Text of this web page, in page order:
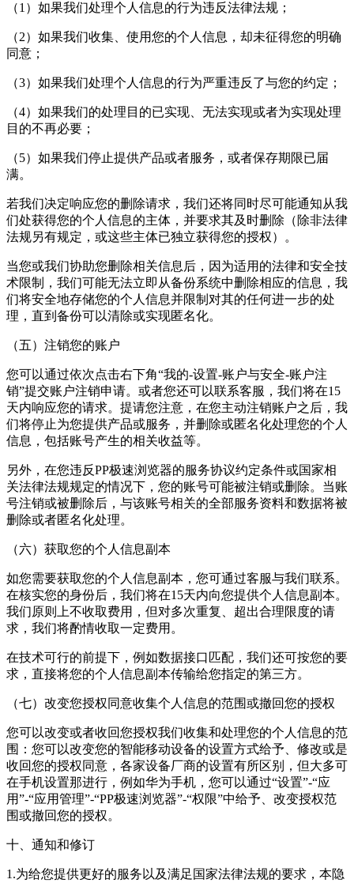
（1）如果我们处理个人信息的行为违反法律法规；
（2）如果我们收集、使用您的个人信息，却未征得您的明确
同意；
（3）如果我们处理个人信息的行为严重违反了与您的约定；
（4）如果我们的处理目的已实现、无法实现或者为实现处理
目的不再必要；
（5）如果我们停止提供产品或者服务，或者保存期限已届
满。
若我们决定响应您的删除请求，我们还将同时尽可能通知从我
们处获得您的个人信息的主体，并要求其及时删除（除非法律
法规另有规定，或这些主体已独立获得您的授权）。
当您或我们协助您删除相关信息后，因为适用的法律和安全技
术限制，我们可能无法立即从备份系统中删除相应的信息，我
们将安全地存储您的个人信息并限制对其的任何进一步的处
理，直到备份可以清除或实现匿名化。
（五）注销您的账户
您可以通过依次点击右下角“我的-设置-账户与安全-账户注
销”提交账户注销申请。或者您还可以联系客服，我们将在15
天内响应您的请求。提请您注意，在您主动注销账户之后，我
们将停止为您提供产品或服务，并删除或匿名化处理您的个人
信息，包括账号产生的相关收益等。
另外，在您违反PP极速浏览器的服务协议约定条件或国家相
关法律法规规定的情况下，您的账号可能被注销或删除。当账
号注销或被删除后，与该账号相关的全部服务资料和数据将被
删除或者匿名化处理。
（六）获取您的个人信息副本
如您需要获取您的个人信息副本，您可通过客服与我们联系。
在核实您的身份后，我们将在15天内向您提供个人信息副本。
我们原则上不收取费用，但对多次重复、超出合理限度的请
求，我们将酌情收取一定费用。
在技术可行的前提下，例如数据接口匹配，我们还可按您的要
求，直接将您的个人信息副本传输给您指定的第三方。
（七）改变您授权同意收集个人信息的范围或撤回您的授权
您可以改变或者收回您授权我们收集和处理您的个人信息的范
围：您可以改变您的智能移动设备的设置方式给予、修改或是
收回您的授权同意，各家设备厂商的设置有所区别，但大多可
在手机设置那进行，例如华为手机，您可以通过“设置”-“应
用”-“应用管理”-“PP极速浏览器”-“权限”中给予、改变授权范
围或撤回您的授权。
十、通知和修订
1.为给您提供更好的服务以及满足国家法律法规的要求，本隐